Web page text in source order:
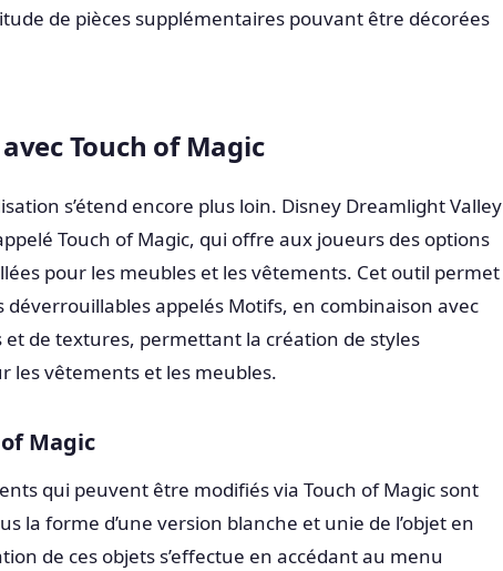
de pièces supplémentaires pouvant être décorées
Touch of Magic
s’étend encore plus loin. Disney Dreamlight Valley
Touch of Magic, qui offre aux joueurs des options
pour les meubles et les vêtements. Cet outil permet
déverrouillables appelés Motifs, en combinaison avec
de textures, permettant la création de styles
les vêtements et les meubles.
Magic
qui peuvent être modifiés via Touch of Magic sont
la forme d’une version blanche et unie de l’objet en
de ces objets s’effectue en accédant au menu